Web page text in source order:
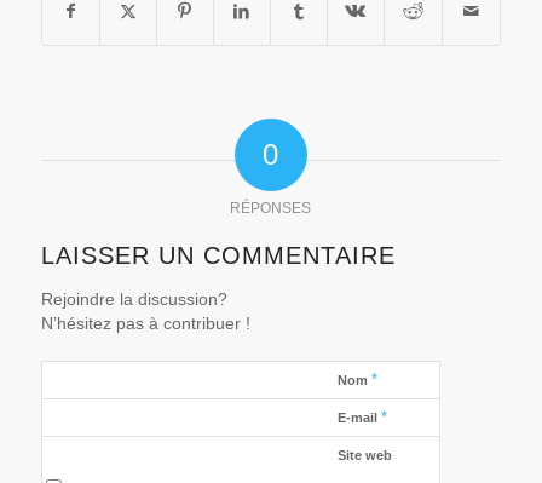
0
RÉPONSES
LAISSER UN COMMENTAIRE
Rejoindre la discussion?
N’hésitez pas à contribuer !
Nom *
E-mail *
Site web